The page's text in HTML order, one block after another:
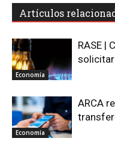
Artículos
Economía
RASE |
Economía
ARCA